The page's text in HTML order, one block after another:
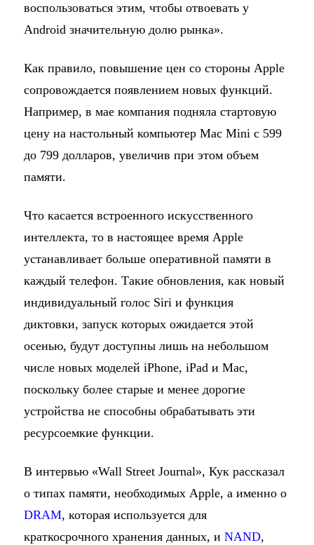
воспользоваться этим, чтобы отвоевать у
Android значительную долю рынка».
Как правило, повышение цен со стороны Apple
сопровождается появлением новых функций.
Например, в мае компания подняла стартовую
цену на настольный компьютер Mac Mini с 599
до 799 долларов, увеличив при этом объем
памяти.
Что касается встроенного искусственного
интеллекта, то в настоящее время Apple
устанавливает больше оперативной памяти в
каждый телефон. Такие обновления, как новый
индивидуальный голос Siri и функция
диктовки, запуск которых ожидается этой
осенью, будут доступны лишь на небольшом
числе новых моделей iPhone, iPad и Mac,
поскольку более старые и менее дорогие
устройства не способны обрабатывать эти
ресурсоемкие функции.
В интервью «Wall Street Journal», Кук рассказал
о типах памяти, необходимых Apple, а именно о
DRAM, которая используется для
краткосрочного хранения данных, и NAND,